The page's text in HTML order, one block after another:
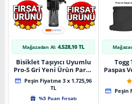
Mağazadan Al: 4.528,10 TL
Bisiklet Taşıyıcı Uyumlu
Pro-S Gri Yeni Ürün Parça
Tavan Tipi Bisiklet
Taşıyıcı
Peşin Fiyatına 3 x 1.725,96
TL
%5 Puan Fırsatı
Togg
Paspas
Peşin